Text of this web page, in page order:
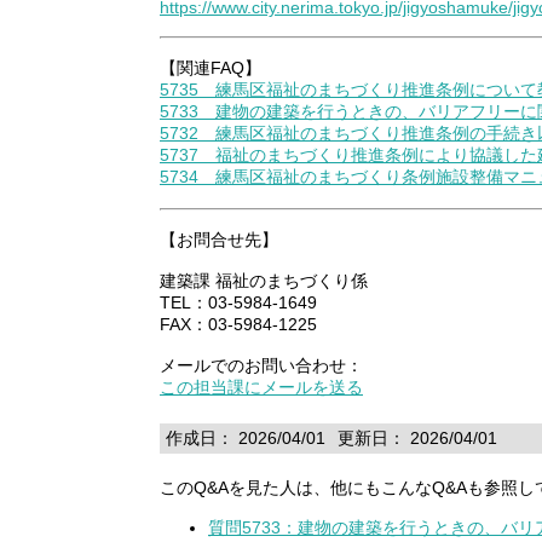
https://www.city.nerima.tokyo.jp/jigyoshamuke/
【関連FAQ】
5735 練馬区福祉のまちづくり推進条例について
5733 建物の建築を行うときの、バリアフリーに
5732 練馬区福祉のまちづくり推進条例の手続き
5737 福祉のまちづくり推進条例により協議した
5734 練馬区福祉のまちづくり条例施設整備マニ
【お問合せ先】
建築課 福祉のまちづくり係
TEL：03-5984-1649
FAX：03-5984-1225
メールでのお問い合わせ：
この担当課にメールを送る
作成日： 2026/04/01 更新日： 2026/04/01
このQ&Aを見た人は、他にもこんなQ&Aも参照し
質問5733：建物の建築を行うときの、バ